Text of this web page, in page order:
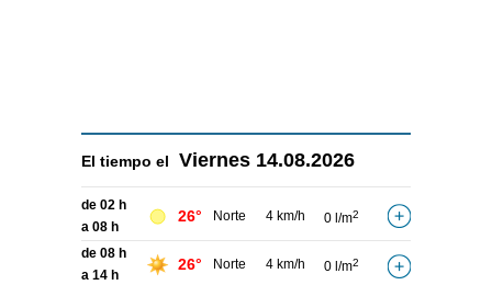
El tiempo el Viernes 14.08.2026
de 02 h
a 08 h
26° Norte 4 km/h 0 l/m2
de 08 h
a 14 h
26° Norte 4 km/h 0 l/m2